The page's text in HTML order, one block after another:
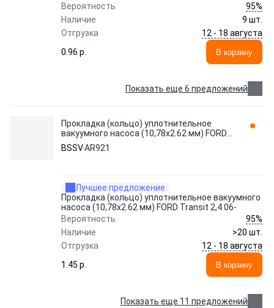
Вероятность
95%
Наличие
9 шт.
Отгрузка
12 - 18 августа
0.96 p.
В корзину
Показать еще 6 предложений
Прокладка (кольцо) уплотнительное
вакуумного насоса (10,78x2.62 мм) FORD
Transit 2,4 06- AR921 BSSV
BSSVAR921
Лучшее предложение
Прокладка (кольцо) уплотнительное вакуумного
насоса (10,78x2.62 мм) FORD Transit 2,4 06-
Вероятность
95%
Наличие
>20 шт.
Отгрузка
12 - 18 августа
1.45 p.
В корзину
Показать еще 11 предложений